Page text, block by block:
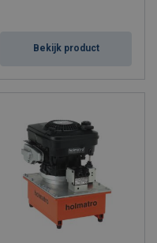
Bekijk product